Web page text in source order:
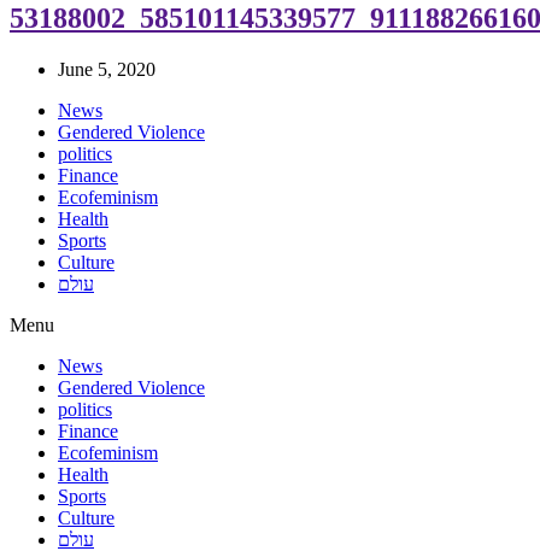
June 5, 2020
News
Gendered Violence
politics
Finance
Ecofeminism
Health
Sports
Culture
עולם
Menu
News
Gendered Violence
politics
Finance
Ecofeminism
Health
Sports
Culture
עולם